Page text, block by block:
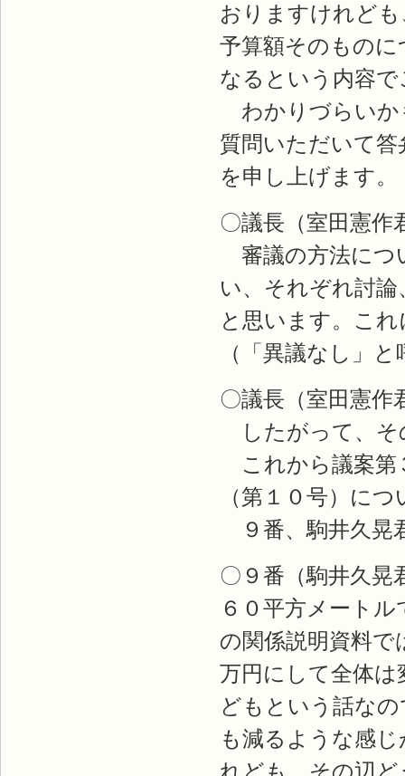
おりますけれど
予算額そのものに
なるという内容
わかりづらいか
質問いただいて
を申し上げます。
〇議長（室田憲
審議の方法につ
い、それぞれ討
と思います。こ
（「異議なし」
〇議長（室田憲
したがって、そ
これから議案第
（第１０号）に
９番、駒井久晃
〇９番（駒井久
６０平方メート
の関係説明資料で
万円にして全体
どもという話な
も減るような感
れども、その辺